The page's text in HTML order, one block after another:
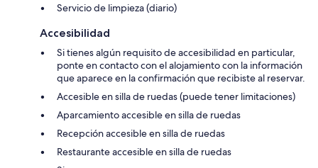
Servicio de limpieza (diario)
Accesibilidad
Si tienes algún requisito de accesibilidad en particular,
ponte en contacto con el alojamiento con la información
que aparece en la confirmación que recibiste al reservar.
Accesible en silla de ruedas (puede tener limitaciones)
Aparcamiento accesible en silla de ruedas
Recepción accesible en silla de ruedas
Restaurante accesible en silla de ruedas